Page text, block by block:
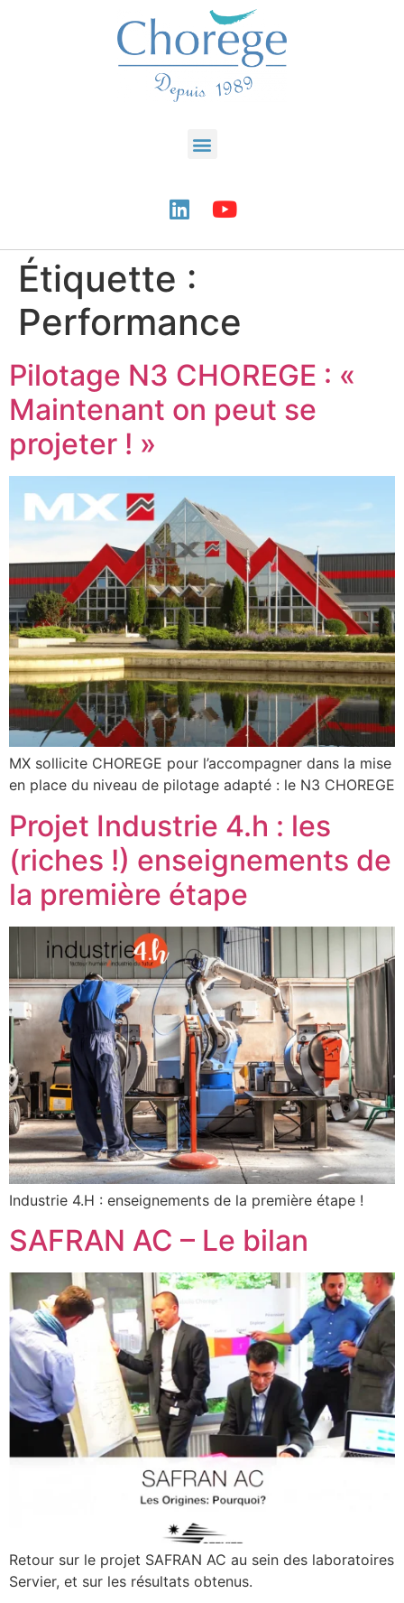
Étiquette :
Performance
Pilotage N3 CHOREGE : «
Maintenant on peut se
projeter ! »
MX sollicite CHOREGE pour l’accompagner dans la mise
en place du niveau de pilotage adapté : le N3 CHOREGE
Projet Industrie 4.h : les
(riches !) enseignements de
la première étape
Industrie 4.H : enseignements de la première étape !
SAFRAN AC – Le bilan
Retour sur le projet SAFRAN AC au sein des laboratoires
Servier, et sur les résultats obtenus.